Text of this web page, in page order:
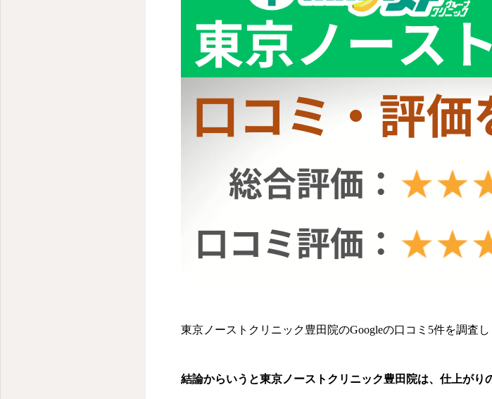
東京ノーストクリニック豊田院のGoogleの口コミ5件を調査し
結論からいうと東京ノーストクリニック豊田院は、仕上が